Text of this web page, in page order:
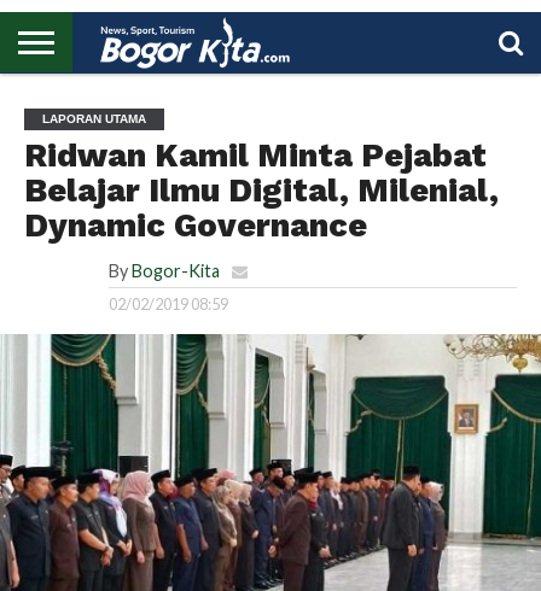
UTAMA
LAPORAN UTAMA
Ridwan Kamil Minta Pejabat
Belajar Ilmu Digital, Milenial,
Dynamic Governance
By Bogor-Kita
02/02/2019 08:59